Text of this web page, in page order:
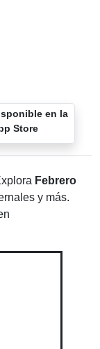
en la
Store
Febrero
y más.